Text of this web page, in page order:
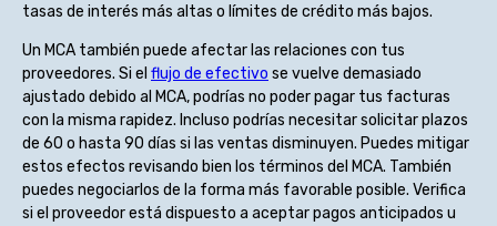
tasas de interés más altas o límites de crédito más bajos.
Un MCA también puede afectar las relaciones con tus
proveedores. Si el flujo de efectivo se vuelve demasiado
ajustado debido al MCA, podrías no poder pagar tus facturas
con la misma rapidez. Incluso podrías necesitar solicitar plazos
de 60 o hasta 90 días si las ventas disminuyen. Puedes mitigar
estos efectos revisando bien los términos del MCA. También
puedes negociarlos de la forma más favorable posible. Verifica
si el proveedor está dispuesto a aceptar pagos anticipados u